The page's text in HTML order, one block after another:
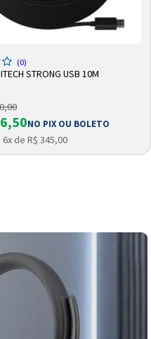
A SACOLA
(0)
STRONG USB 10M
NO PIX OU BOLETO
de R$ 345,00